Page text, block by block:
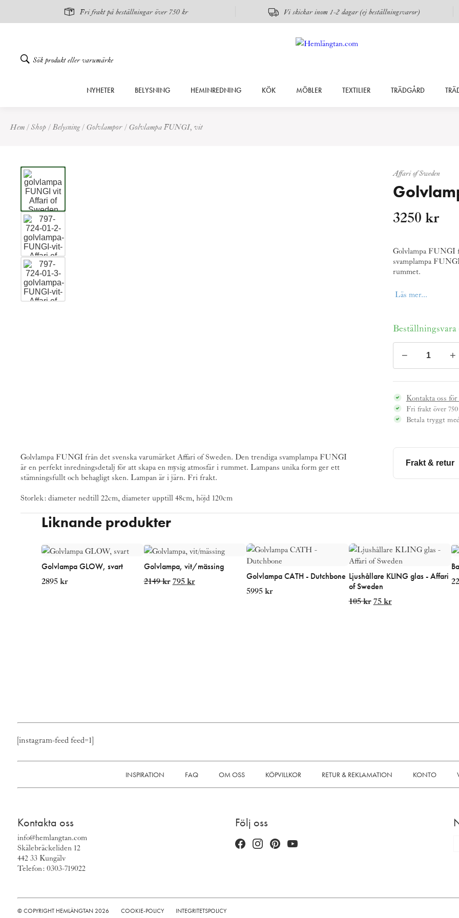
Fri frakt på beställningar över 750 kr Vi skickar inom 1-2 dagar (ej beställningsvaror)
innehåll
NYHETER BELYSNING HEMINREDNING KÖK MÖBLER TEXTILIER TRÄDGÅRD
Hem/Shop/Belysning/Golvlampor/Golvlampa FUNGI, vit
Affari of Sweden
3250 kr
Golvlampa FUNGI
svamplampa
rummet.
Läs mer...
Beställningsvara
Golvlampa
FUNGI,
vit
mängd
− +
Kontakta oss
Fri frakt över
Betala tryggt
Golvlampa FUNGI från det svenska varumärketAffari of Sweden. Den trendiga svamplampa FUNGI
är en perfekt inredningsdetalj för att skapa en mysig atmosfär i rummet. Lampans unika form ger ett
stämningsfullt och behagligt sken. Lampan är i järn. Fri frakt.
Storlek: diameter nedtill 22cm, diameter upptill 48cm, höjd 120cm
Frakt & retur
Denna
Liknande produkter
Golvlampa GLOW, svart
2895kr
Golvlampa, vit/mässing
2149krDet
795krDet
Golvlampa CATH - Dutchbone
5995kr
Ljushållare KLING glas - Affari
of Sweden
105krDet
75krDet
[instagram-feed feed=1]
INSPIRATION FAQ OM OSS KÖPVILLKOR RETUR & REKLAMATION KONTO
Kontakta oss
info@hemlangtan.com
Skälebräckeliden 12
442 33 Kungälv
Telefon: 0303-719022
Följ oss
© COPYRIGHT HEMLÄNGTAN 2026 COOKIE-POLICY INTEGRITETSPOLICY